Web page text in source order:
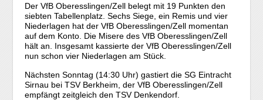
Der VfB Oberesslingen/Zell belegt mit 19 Punkten den
siebten Tabellenplatz. Sechs Siege, ein Remis und vier
Niederlagen hat der VfB Oberesslingen/Zell momentan
auf dem Konto. Die Misere des VfB Oberesslingen/Zell
hält an. Insgesamt kassierte der VfB Oberesslingen/Zell
nun schon vier Niederlagen am Stück.
Nächsten Sonntag (14:30 Uhr) gastiert die SG Eintracht
Sirnau bei TSV Berkheim, der VfB Oberesslingen/Zell
empfängt zeitgleich den TSV Denkendorf.